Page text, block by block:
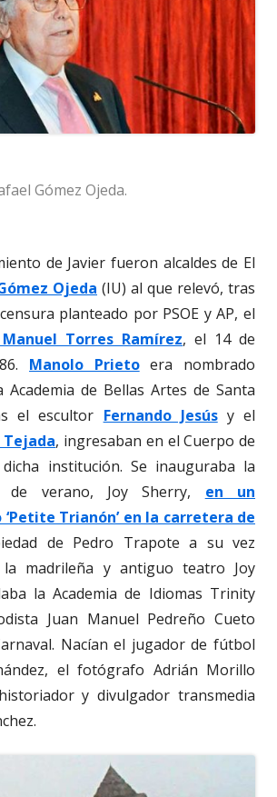
Gómez Ojeda.
de Javier fueron alcaldes de El
Ojeda (IU) al que relevó, tras
planteado por PSOE y AP, el
Manuel Torres Ramírez, el 14 de
Manolo Prietoera nombrado
Academia de Bellas Artes de Santa
el escultor Fernando Jesúsy el
Tejada, ingresaban en el Cuerpo de
dicha institución. Se inauguraba la
de verano, Joy Sherry, en un
Trianón’ en la carretera de
de Pedro Trapote a su vez
madrileña y antiguo teatro Joy
la Academia de Idiomas Trinity
Juan Manuel Pedreño Cueto
Nacían el jugador de fútbol
el fotógrafo Adrián Morillo
y divulgador transmedia